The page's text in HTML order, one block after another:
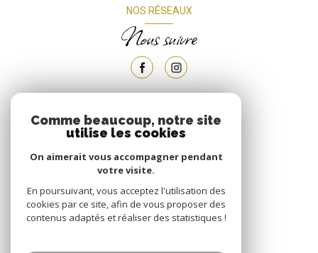
NOS RÉSEAUX
Nous suivre
ADHÉRENTS
Nous adhérons
Comme beaucoup, notre site
utilise les cookies
On aimerait vous accompagner pendant
votre visite.
En poursuivant, vous acceptez l'utilisation des
cookies par ce site, afin de vous proposer des
contenus adaptés et réaliser des statistiques !